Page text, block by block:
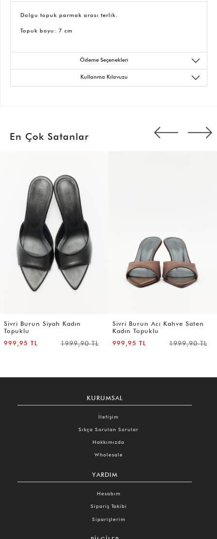
Dolgu topuk parmak arası terlik.
Topuk boyu: 7 cm
Ödeme Seçenekleri
Kullanma Kılavuzu
En Çok Satanlar
Sivri Burun Siyah Kadın
Topuklu
999,95 TL
1999,90 TL
Sivri Burun Acı Kahve Saten
Kadın Topuklu
999,95 TL
1999,90 TL
KURUMSAL
İletişim
Sıkça Sorulan Sorular
Hakkımızda
Wholesale
YARDIM
Hesabım
Sipariş Takibi
Siparişlerim